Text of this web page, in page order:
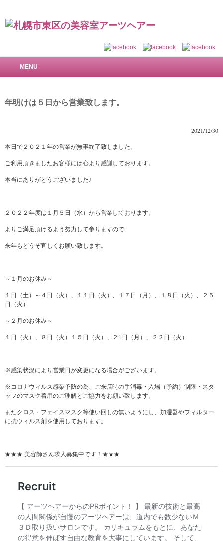
MENU
年明けは５日から営業致します。
2021/12/30
本日で２０２１年の営業が無事終了致しました。
ご利用頂きましたお客様には心より感謝しております。
本当にありがとうございました♪
２０２２年度は１月５日（水）から営業しております。
よりご満足頂けるよう努力して参りますので
来年もどうぞ宜しくお願い致します。
～１月のお休み～
１日（土）～４日（火）、１１日（火）、１７日（月）、１８日（火）、２５
日（火）
～２月のお休み～
１日（火）、８日（火）１５日（火）、２1日（月）、２２日（火）
※感染状況により営業日が変更になる場合がございます。
※コロナウィルス感染予防の為、ご来店時の手消毒・入場（予約）制限・スタ
ッフのマスク着用のご理解とご協力をお願い致します。
またクロス・フェイスマスク等使い回しの無いようにし、加湿器やフィルター
に抗ウィルス剤を使用しております。
★★★ 美容師さん求人募集中です！★★★